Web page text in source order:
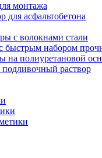
монтажа
для асфальтобетона
с волокнами стали
быстрым набором
на полиуретановой
раствор